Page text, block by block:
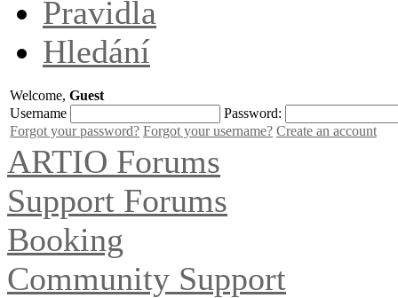
Pravidla
Hledání
Welcome, Guest
Username
Password:
Forgot your password? Forgot your username? Create an account
ARTIO Forums
Support Forums
Booking
Community Support